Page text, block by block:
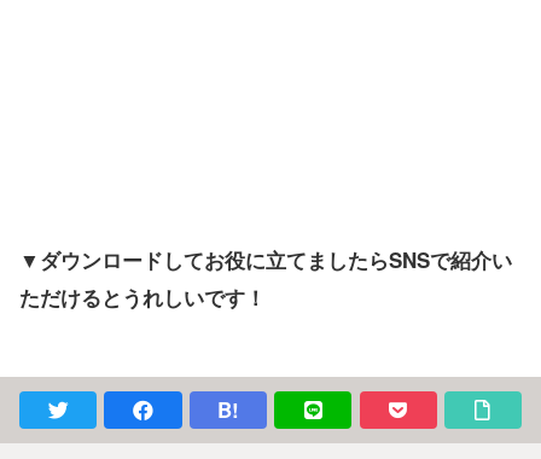
▼ダウンロードしてお役に立てましたらSNSで紹介い
ただけるとうれしいです！
B!